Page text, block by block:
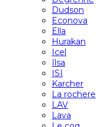
Dudson
Econova
Ella
Hurakan
Icel
Ilsa
ISI
Karcher
La rochere
LAV
Lava